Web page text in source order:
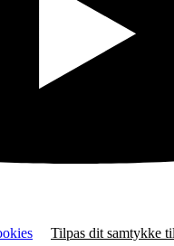
Tilpas dit samtykke